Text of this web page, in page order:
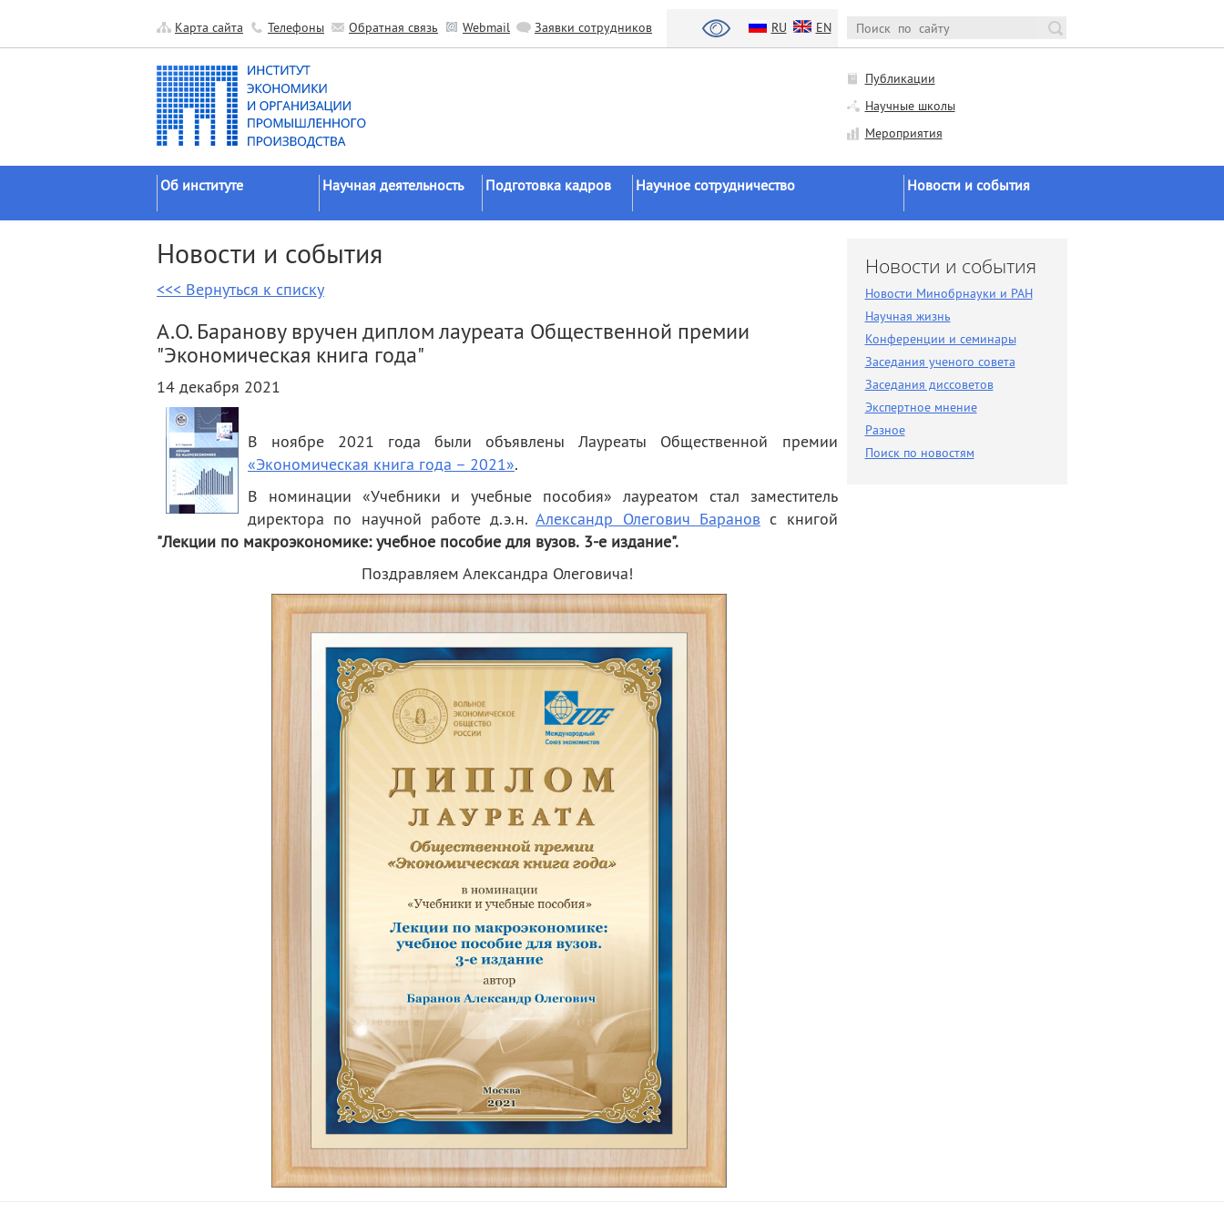
Карта сайта Телефоны Обратная связь Webmail Заявки сотрудников RU EN
Публикации
Научные школы
Мероприятия
Об институте
Официальные документы
История
Научные подразделения
Издательская
деятельность
Контакты
Научная деятельность
исследований
Гранты
Научные школы
Публикации
Подготовка кадров
советы
Научное сотрудничество
Бизнес
Новости и события
Заседания ученого совета
Заседания диссоветов
Экспертное мнение
Разное
Новости и события
<<< Вернуться к списку
А.О. Баранову вручен диплом лауреата Общественной премии
"Экономическая книга года"
14 декабря 2021
В ноябре 2021 года были объявлены Лауреаты Общественной премии
«Экономическая книга года – 2021».
В номинации «Учебники и учебные пособия» лауреатом стал заместитель
директора по научной работе д.э.н.Александр Олегович Баранов с книгой
"Лекции по макроэкономике: учебное пособие для вузов. 3-е издание".
Поздравляем Александра Олеговича!
Новости и события
Новости Минобрнауки и РАН
Научная жизнь
Конференции и семинары
Заседания ученого совета
Заседания диссоветов
Экспертное мнение
Разное
Поиск по новостям